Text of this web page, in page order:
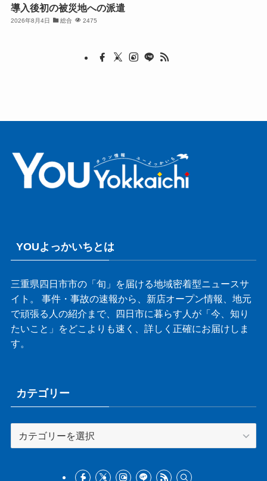
導入後初の被災地への派遣
2026年8月4日 総合 2475
YOUよっかいちとは
三重県四日市市の「旬」を届ける地域密着型ニュースサ
イト。 事件・事故の速報から、新店オープン情報、地元
で頑張る人の紹介まで、四日市に暮らす人が「今、知り
たいこと」をどこよりも速く、詳しく正確にお届けしま
す。
カテゴリー
テ